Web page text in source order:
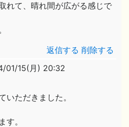
れて、晴れ間が広がる感じで
返信する 削除する
01/15(月) 20:32
いただきました。
す。